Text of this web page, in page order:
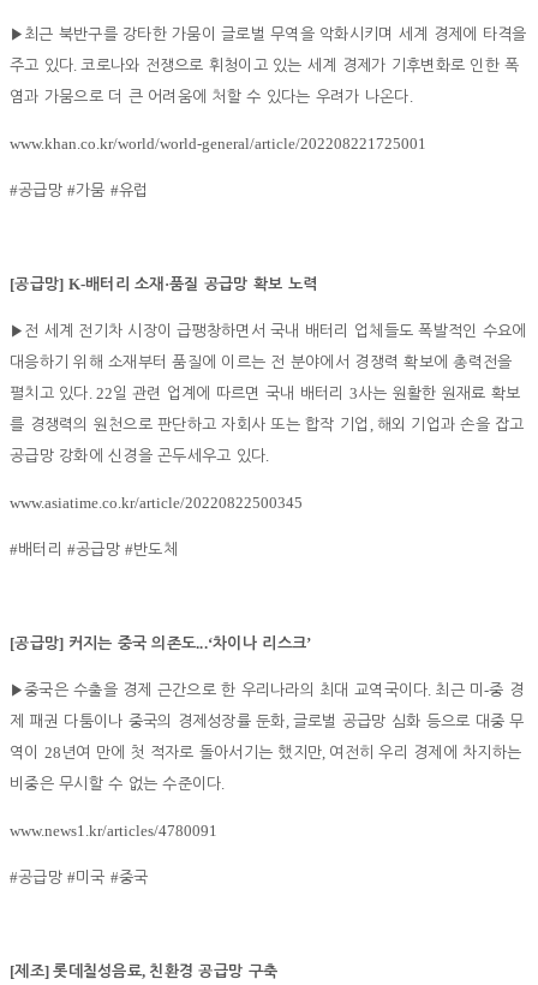
▶ 최근 북반구를 강타한 가뭄이 글로벌 무역을 악화시키며 세계 경제에 타격을
주고 있다.코로나와 전쟁으로 휘청이고 있는 세계 경제가 기후변화로 인한 폭
염과 가뭄으로 더 큰 어려움에 처할 수 있다는 우려가 나온다.
www.khan.co.kr/world/world-general/article/202208221725001
#공급망#가뭄 #유럽
[공급망] K-배터리 소재 ·품질 공급망 확보 노력
▶ 전 세계 전기차 시장이 급팽창하면서 국내 배터리 업체들도 폭발적인 수요에
대응하기 위해 소재부터 품질에 이르는 전 분야에서 경쟁력 확보에 총력전을
펼치고 있다. 22일 관련 업계에 따르면 국내 배터리 3사는 원활한 원재료 확보
를 경쟁력의 원천으로 판단하고 자회사 또는 합작 기업 , 해외 기업과 손을 잡고
공급망 강화에 신경을 곤두세우고 있다.
www.asiatime.co.kr/article/20220822500345
#배터리#공급망#반도체
[공급망] 커지는 중국 의존도...‘차이나 리스크’
▶중국은 수출을 경제 근간으로 한 우리나라의 최대 교역국이다. 최근 미-중 경
제 패권 다툼이나 중국의 경제성장률 둔화, 글로벌 공급망 심화 등으로 대중 무
역이 28 년여 만에 첫 적자로 돌아서기는 했지만, 여전히 우리 경제에 차지하는
비중은 무시할 수 없는 수준이다.
www.news1.kr/articles/4780091
#공급망#미국 #중국
[제조]롯데칠성음료, 친환경 공급망 구축